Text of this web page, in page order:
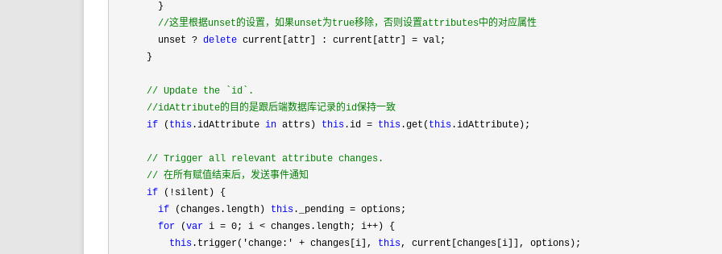
        }
//这里根据unset的设置，如果unset为true移除，否则设置attributes中的对应属性
        unset ?
delete current[attr] : current[attr] = val;
      }
// Update the `id`.
//idAttribute的目的是跟后端数据库记录的id保持一致
if ( this .idAttribute in attrs) this .id = this .get( this .idAttribute);
// Trigger all relevant attribute changes.
// 在所有赋值结束后，发送事件通知
if (! silent) {
if (changes.length) this ._pending = options;
for (var i = 0; i < changes.length; i++ ) {
this .trigger('change:' + changes[i], this, current[changes[i]], options);